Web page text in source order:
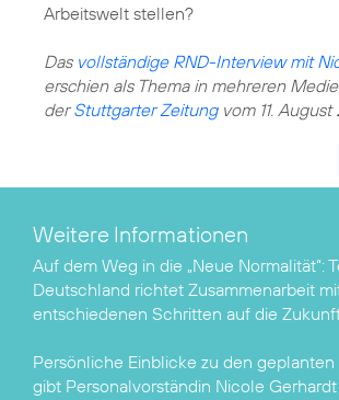
Arbeitswelt stellen?
Das vollständige RND-Interview mit
erschien als Thema in mehreren
derStuttgarter Zeitungvom 11. August
Weitere Informationen
Auf dem Weg in die „Neue Normalität“:
Deutschland richtet Zusammenarbeit
entschiedenen Schritten auf die
Persönliche Einblicke zu den
gibt Personalvorständin Nicole